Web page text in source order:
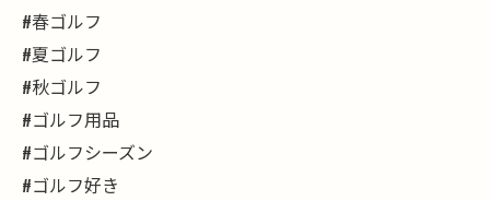
#春ゴルフ
#夏ゴルフ
#秋ゴルフ
#ゴルフ用品
#ゴルフシーズン
#ゴルフ好き